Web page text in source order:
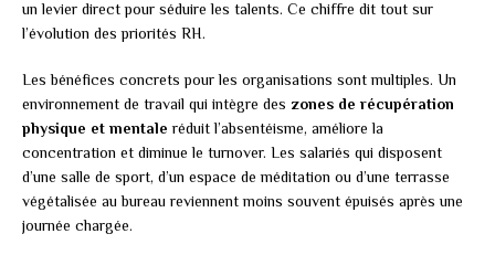
un levier direct pour séduire les talents. Ce chiffre dit tout sur
l’évolution des priorités RH.
Les bénéfices concrets pour les organisations sont multiples. Un
environnement de travail qui intègre des zones de récupération
physique et mentale réduit l’absentéisme, améliore la
concentration et diminue le turnover. Les salariés qui disposent
d’une salle de sport, d’un espace de méditation ou d’une terrasse
végétalisée au bureau reviennent moins souvent épuisés après une
journée chargée.